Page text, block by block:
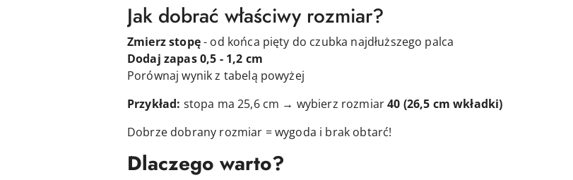
Jak dobrać właściwy rozmiar?
Zmierz stopę- od końca pięty do czubka najdłuższego palca
Dodaj zapas 0,5 - 1,2 cm
Porównaj wynik z tabelą powyżej
Przykład: stopa ma 25,6 cm → wybierz rozmiar40 (26,5 cm wkładki)
Dobrze dobrany rozmiar = wygoda i brak obtarć!
Dlaczego warto?